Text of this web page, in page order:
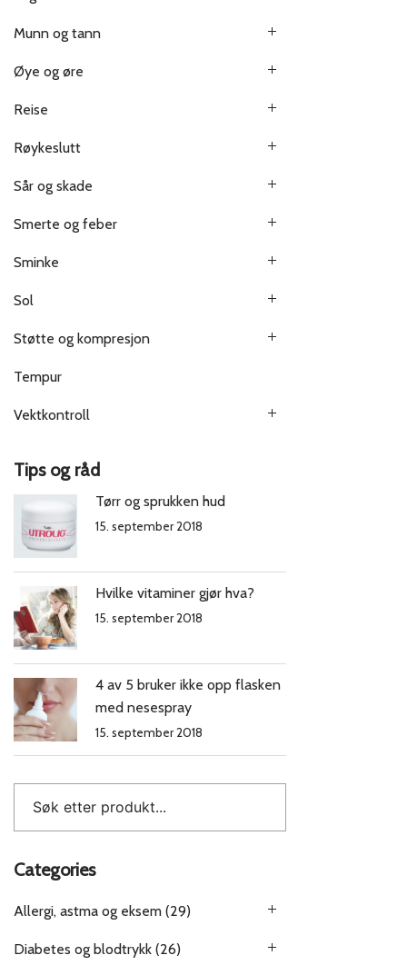
Munn og tann
Øye og øre
Reise
Røykeslutt
Sår og skade
Smerte og feber
Sminke
Sol
Støtte og kompresjon
Tempur
Vektkontroll
Tips og råd
Tørr og sprukken hud
15. september 2018
Hvilke vitaminer gjør hva?
15. september 2018
4 av 5 bruker ikke opp flasken
med nesespray
15. september 2018
Categories
Allergi, astma og eksem (29)
Diabetes og blodtrykk (26)